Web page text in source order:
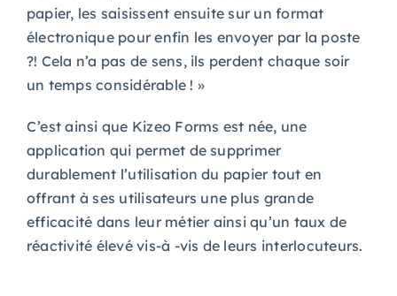
papier, les saisissent ensuite sur un format
électronique pour enfin les envoyer par la poste
?! Cela n’a pas de sens, ils perdent chaque soir
un temps considérable ! »
C’est ainsi que Kizeo Forms est née, une
application qui permet de supprimer
durablement l’utilisation du papier tout en
offrant à ses utilisateurs une plus grande
efficacité dans leur métier ainsi qu’un taux de
réactivité élevé vis-à -vis de leurs interlocuteurs.